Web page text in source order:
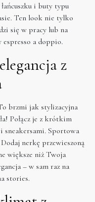
i buty typu
Ten look nie tylko
się w pracy lub na
a doppio.
z
brzmi jak stylizacyjna
Połącz je z krótkim
sneakersami. Sportowa
nerkę przewieszoną
większe niż Twoja
– w sam raz na
stories.